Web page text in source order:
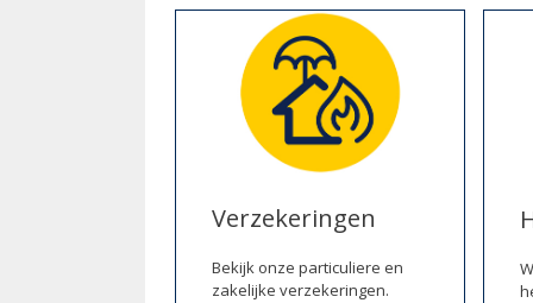
Verzekeringen
Bekijk onze particuliere en
zakelijke verzekeringen.